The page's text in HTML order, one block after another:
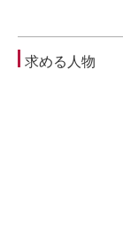
求める人物